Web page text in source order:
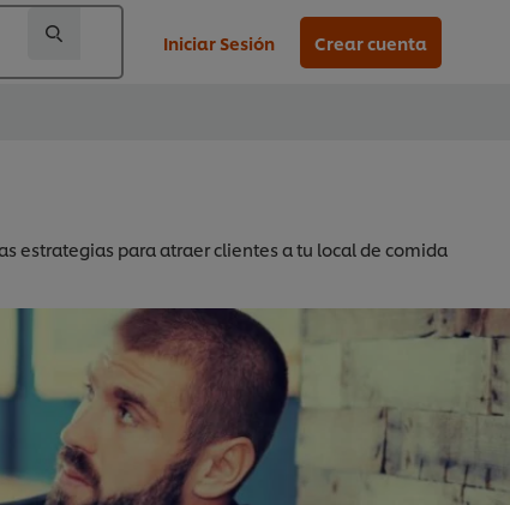
Iniciar Sesión Crear cuenta
estrategias para atraer clientes a tu local de comida